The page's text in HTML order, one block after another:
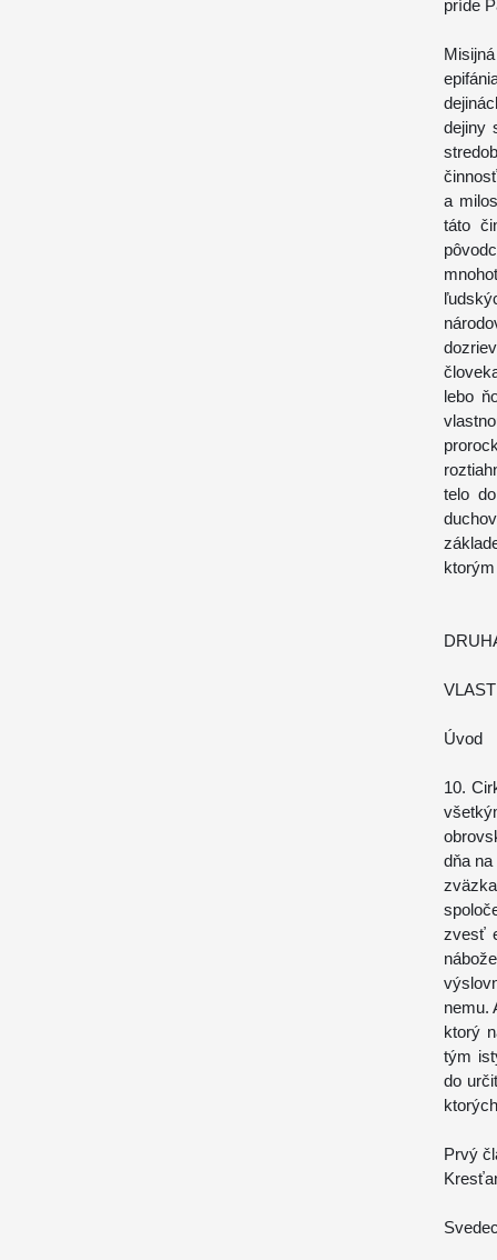
príde
dejiny
a
táto
lebo
telo
Úvod
10.
dňa
zvesť
nemu.
ktorý
tým
do
Prvý